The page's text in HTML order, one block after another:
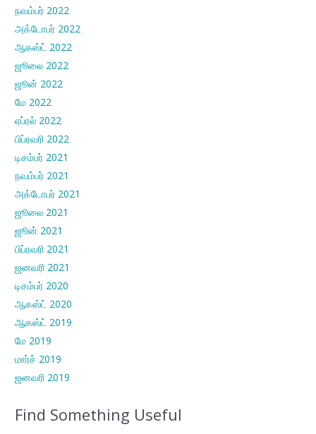
நவம்பர் 2022
அக்டோபர் 2022
ஆகஸ்ட் 2022
ஜூலை 2022
ஜூன் 2022
மே 2022
ஏப்ரல் 2022
பிப்ரவரி 2022
டிசம்பர் 2021
நவம்பர் 2021
அக்டோபர் 2021
ஜூலை 2021
ஜூன் 2021
பிப்ரவரி 2021
ஜனவரி 2021
டிசம்பர் 2020
ஆகஸ்ட் 2020
ஆகஸ்ட் 2019
மே 2019
மார்ச் 2019
ஜனவரி 2019
Find Something Useful